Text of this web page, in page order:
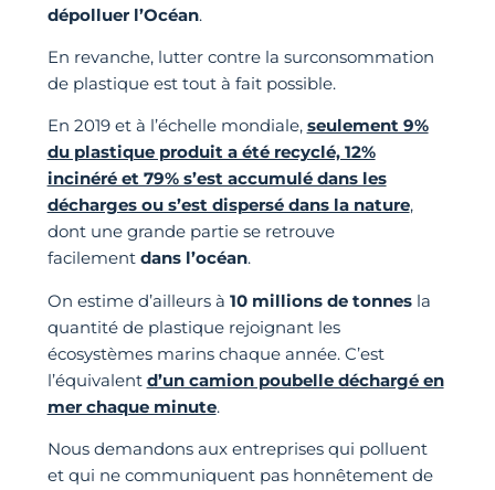
dépolluer l’Océan.
En revanche, lutter contre la surconsommation
de plastique est tout à fait possible.
En 2019 et à l’échelle mondiale, seulement 9%
du plastique produit a été recyclé, 12%
incinéré et 79% s’est accumulé dans les
décharges ou s’est dispersé dans la nature,
dont une grande partie se retrouve
facilement dans l’océan.
On estime d’ailleurs à 10 millions de tonnesla
quantité de plastique rejoignant les
écosystèmes marins chaque année. C’est
l’équivalent d’un camion poubelle déchargé en
mer chaque minute.
Nous demandons aux entreprises qui polluent
et qui ne communiquent pas honnêtement de